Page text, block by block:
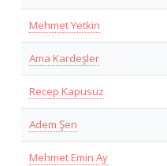
Mehmet Yetkin
Ama Kardeşler
Recep Kapusuz
Adem Şen
Mehmet Emin Ay